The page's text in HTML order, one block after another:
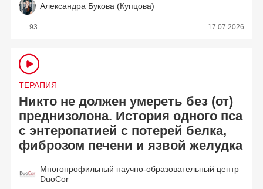
Александра Букова (Купцова)
93 17.07.2026
ТЕРАПИЯ
Никто не должен умереть без (от)
преднизолона. История одного пса
с энтеропатией с потерей белка,
фиброзом печени и язвой желудка
Многопрофильный научно-образовательный центр
DuoCor